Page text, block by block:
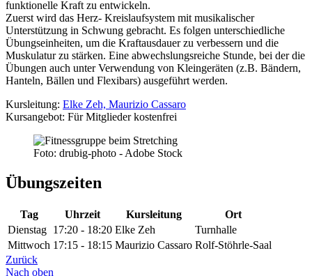
funktionelle Kraft zu entwickeln.
Zuerst wird das Herz- Kreislaufsystem mit musikalischer
Unterstützung in Schwung gebracht. Es folgen unterschiedliche
Übungseinheiten, um die Kraftausdauer zu verbessern und die
Muskulatur zu stärken. Eine abwechslungsreiche Stunde, bei der die
Übungen auch unter Verwendung von Kleingeräten (z.B. Bändern,
Hanteln, Bällen und Flexibars) ausgeführt werden.
Kursleitung: Elke Zeh, Maurizio Cassaro
Kursangebot: Für Mitglieder kostenfrei
Foto: drubig-photo - Adobe Stock
Übungszeiten
Tag Uhrzeit Kursleitung
Ort
Dienstag 17:20 - 18:20 Elke Zeh
Turnhalle
Mittwoch 17:15 - 18:15 Maurizio Cassaro Rolf-Stöhrle-Saal
Zurück
Nach oben